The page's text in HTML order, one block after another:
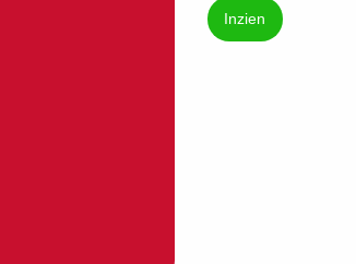
Inzien